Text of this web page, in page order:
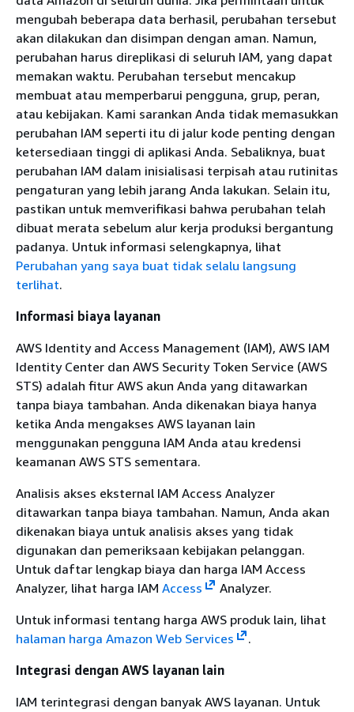
mengubah beberapa data berhasil, perubahan tersebut
akan dilakukan dan disimpan dengan aman. Namun,
perubahan harus direplikasi di seluruh IAM, yang dapat
memakan waktu. Perubahan tersebut mencakup
membuat atau memperbarui pengguna, grup, peran,
atau kebijakan. Kami sarankan Anda tidak memasukkan
perubahan IAM seperti itu di jalur kode penting dengan
ketersediaan tinggi di aplikasi Anda. Sebaliknya, buat
perubahan IAM dalam inisialisasi terpisah atau rutinitas
pengaturan yang lebih jarang Anda lakukan. Selain itu,
pastikan untuk memverifikasi bahwa perubahan telah
dibuat merata sebelum alur kerja produksi bergantung
padanya. Untuk informasi selengkapnya, lihat
Perubahan yang saya buat tidak selalu langsung
terlihat.
Informasi biaya layanan
AWS Identity and Access Management (IAM), AWS IAM
Identity Center dan AWS Security Token Service (AWS
STS) adalah fitur AWS akun Anda yang ditawarkan
tanpa biaya tambahan. Anda dikenakan biaya hanya
ketika Anda mengakses AWS layanan lain
menggunakan pengguna IAM Anda atau kredensi
keamanan AWS STS sementara.
Analisis akses eksternal IAM Access Analyzer
ditawarkan tanpa biaya tambahan. Namun, Anda akan
dikenakan biaya untuk analisis akses yang tidak
digunakan dan pemeriksaan kebijakan pelanggan.
Untuk daftar lengkap biaya dan harga IAM Access
Analyzer, lihat harga IAM Access
Analyzer.
Untuk informasi tentang harga AWS produk lain, lihat
halaman harga Amazon Web Services
.
Integrasi dengan AWS layanan lain
IAM terintegrasi dengan banyak AWS layanan. Untuk